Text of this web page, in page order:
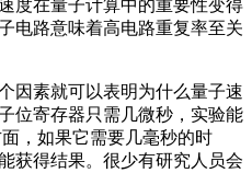
度在量子计算中的重要性变得
电路意味着高电路重复率至关
因素就可以表明为什么量子速
位寄存器只需几微秒，实验能
，如果它需要几毫秒的时
获得结果。很少有研究人员会